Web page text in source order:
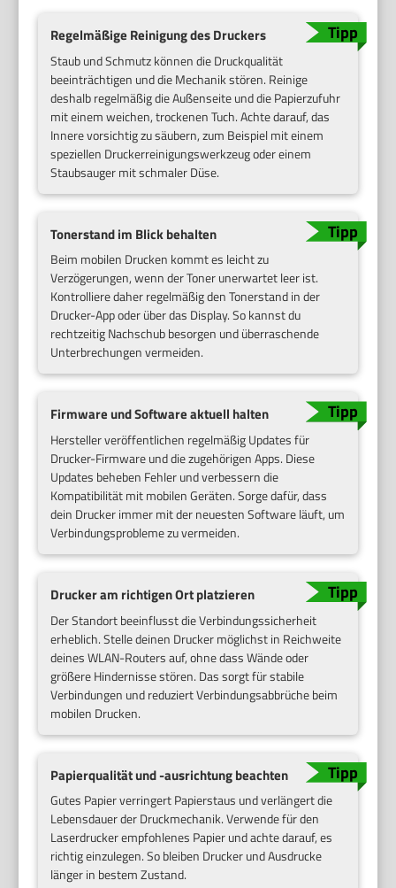
Regelmäßige Reinigung des Druckers
Staub und Schmutz können die Druckqualität
beeinträchtigen und die Mechanik stören. Reinige
deshalb regelmäßig die Außenseite und die Papierzufuhr
mit einem weichen, trockenen Tuch. Achte darauf, das
Innere vorsichtig zu säubern, zum Beispiel mit einem
speziellen Druckerreinigungswerkzeug oder einem
Staubsauger mit schmaler Düse.
Tonerstand im Blick behalten
Beim mobilen Drucken kommt es leicht zu
Verzögerungen, wenn der Toner unerwartet leer ist.
Kontrolliere daher regelmäßig den Tonerstand in der
Drucker-App oder über das Display. So kannst du
rechtzeitig Nachschub besorgen und überraschende
Unterbrechungen vermeiden.
Firmware und Software aktuell halten
Hersteller veröffentlichen regelmäßig Updates für
Drucker-Firmware und die zugehörigen Apps. Diese
Updates beheben Fehler und verbessern die
Kompatibilität mit mobilen Geräten. Sorge dafür, dass
dein Drucker immer mit der neuesten Software läuft, um
Verbindungsprobleme zu vermeiden.
Drucker am richtigen Ort platzieren
Der Standort beeinflusst die Verbindungssicherheit
erheblich. Stelle deinen Drucker möglichst in Reichweite
deines WLAN-Routers auf, ohne dass Wände oder
größere Hindernisse stören. Das sorgt für stabile
Verbindungen und reduziert Verbindungsabbrüche beim
mobilen Drucken.
Papierqualität und -ausrichtung beachten
Gutes Papier verringert Papierstaus und verlängert die
Lebensdauer der Druckmechanik. Verwende für den
Laserdrucker empfohlenes Papier und achte darauf, es
richtig einzulegen. So bleiben Drucker und Ausdrucke
länger in bestem Zustand.